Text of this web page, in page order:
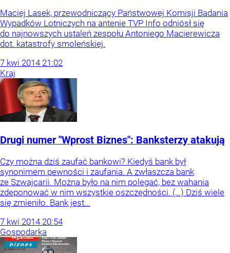
Maciej Lasek, przewodniczący Państwowej Komisji Badania
Wypadków Lotniczych na antenie TVP Info odniósł się
do najnowszych ustaleń zespołu Antoniego Macierewicza
dot. katastrofy smoleńskiej.
7 kwi 2014 21:02
Kraj
Drugi numer "Wprost Biznes": Banksterzy atakują
Czy można dziś zaufać bankowi? Kiedyś bank był
synonimem pewności i zaufania. A zwłaszcza bank
ze Szwajcarii. Można było na nim polegać, bez wahania
zdeponować w nim wszystkie oszczędności. (…) Dziś wiele
się zmieniło. Bank jest...
7 kwi 2014 20:54
Gospodarka